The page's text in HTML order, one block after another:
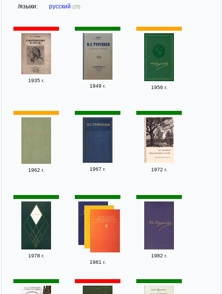
/языки: русский (25)
1935 г.
1949 г.
1956 г.
1962 г. 1967 г. 1972 г.
1978 г.
1981 г.
1982 г.